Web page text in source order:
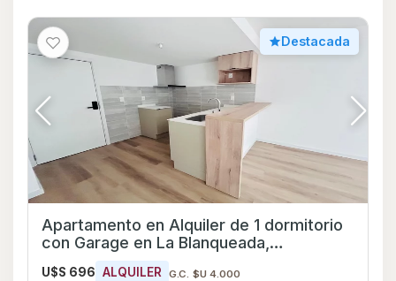
Destacada
Apartamento en Alquiler de 1 dormitorio
con Garage en La Blanqueada,
Montevideo
U$S 696 ALQUILER G.C. $U 4.000